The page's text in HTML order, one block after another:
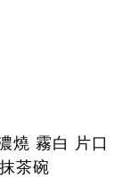
燒 霧白 片口
抹茶碗